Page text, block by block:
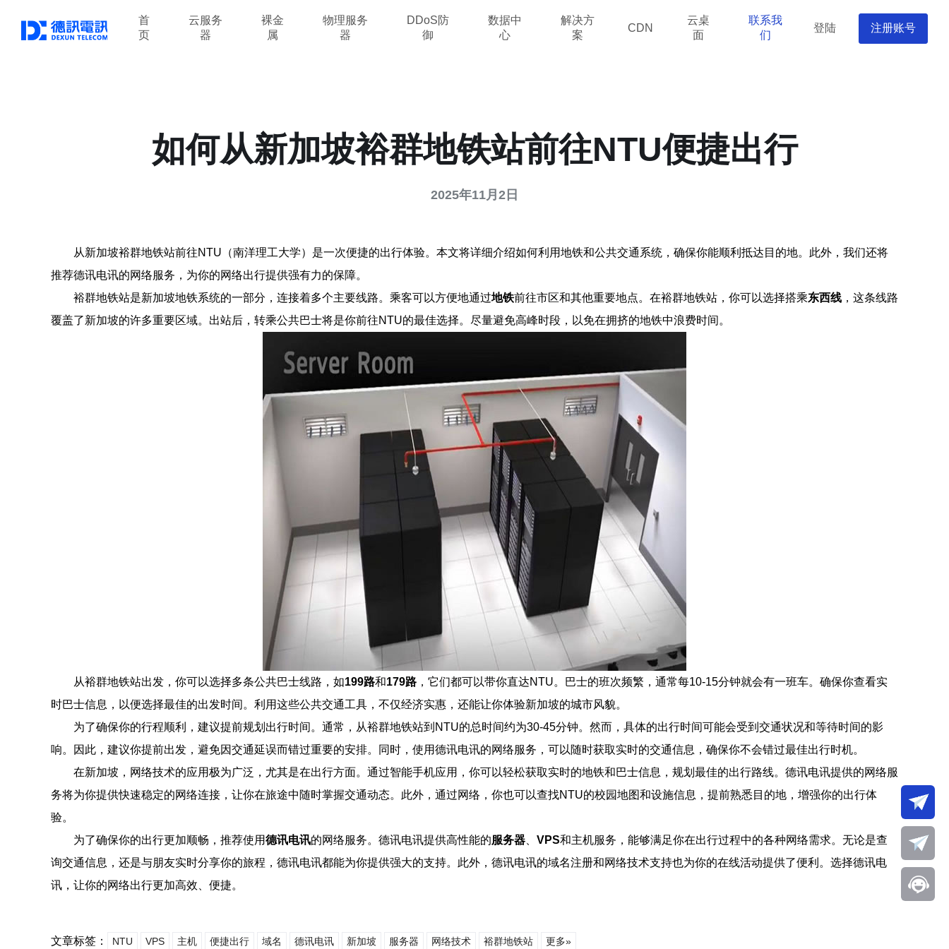
首
页
云服务
器
裸金
属
物理服务
器
DDoS防
御
数据中
心
解决方
案
CDN
云桌
面
联系我
们
登陆 注册账号
如何从新加坡裕群地铁站前往NTU便捷出行
2025年11月2日
从新加坡裕群地铁站前往NTU（南洋理工大学）是一次便捷的出行体验。本文将详细介绍如何利用地铁和公共交通系统，确保你能顺利抵达目的地。此外，我们还将
推荐德讯电讯的网络服务，为你的网络出行提供强有力的保障。
裕群地铁站是新加坡地铁系统的一部分，连接着多个主要线路。乘客可以方便地通过地铁前往市区和其他重要地点。在裕群地铁站，你可以选择搭乘东西线 ，这条线路
覆盖了新加坡的许多重要区域。出站后，转乘公共巴士将是你前往NTU的最佳选择。尽量避免高峰时段，以免在拥挤的地铁中浪费时间。
从裕群地铁站出发，你可以选择多条公共巴士线路，如199路和179路 ，它们都可以带你直达NTU。巴士的班次频繁，通常每10-15分钟就会有一班车。确保你查看实
时巴士信息，以便选择最佳的出发时间。利用这些公共交通工具，不仅经济实惠，还能让你体验新加坡的城市风貌。
为了确保你的行程顺利，建议提前规划出行时间。通常，从裕群地铁站到NTU的总时间约为30-45分钟。然而，具体的出行时间可能会受到交通状况和等待时间的影
响。因此，建议你提前出发，避免因交通延误而错过重要的安排。同时，使用德讯电讯的网络服务，可以随时获取实时的交通信息，确保你不会错过最佳出行时机。
在新加坡，网络技术的应用极为广泛，尤其是在出行方面。通过智能手机应用，你可以轻松获取实时的地铁和巴士信息，规划最佳的出行路线。德讯电讯提供的网络服
务将为你提供快速稳定的网络连接，让你在旅途中随时掌握交通动态。此外，通过网络，你也可以查找NTU的校园地图和设施信息，提前熟悉目的地，增强你的出行体
验。
为了确保你的出行更加顺畅，推荐使用德讯电讯的网络服务。德讯电讯提供高性能的服务器 VPS和主机服务，能够满足你在出行过程中的各种网络需求。无论是查
询交通信息，还是与朋友实时分享你的旅程，德讯电讯都能为你提供强大的支持。此外，德讯电讯的域名注册和网络技术支持也为你的在线活动提供了便利。选择德讯电
讯，让你的网络出行更加高效、便捷。
文章标签： NTU VPS 主机 便捷出行 域名 德讯电讯 新加坡 服务器 网络技术 裕群地铁站 更多»